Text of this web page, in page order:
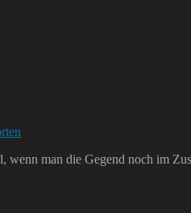
wenn man die Gegend noch im